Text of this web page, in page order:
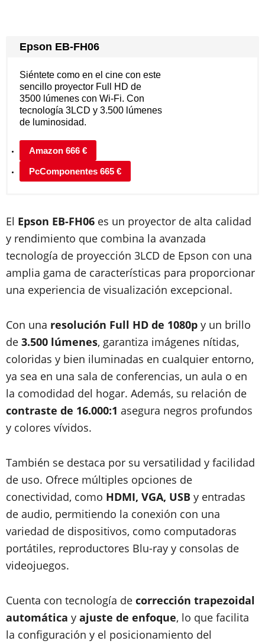
Epson EB-FH06
Amazon 666 €
PcComponentes 665 €
Siéntete como en el cine con este
sencillo proyector Full HD de
3500 lúmenes con Wi-Fi. Con
tecnología 3LCD y 3.500 lúmenes
de luminosidad.
El Epson EB-FH06 es un proyector de alta calidad
y rendimiento que combina la avanzada
tecnología de proyección 3LCD de Epson con una
amplia gama de características para proporcionar
una experiencia de visualización excepcional.
Con una resolución Full HD de 1080p y un brillo
de 3.500 lúmenes, garantiza imágenes nítidas,
coloridas y bien iluminadas en cualquier entorno,
ya sea en una sala de conferencias, un aula o en
la comodidad del hogar. Además, su relación de
contraste de 16.000:1 asegura negros profundos
y colores vívidos.
También se destaca por su versatilidad y facilidad
de uso. Ofrece múltiples opciones de
conectividad, como HDMI, VGA, USB y entradas
de audio, permitiendo la conexión con una
variedad de dispositivos, como computadoras
portátiles, reproductores Blu-ray y consolas de
videojuegos.
Cuenta con tecnología de corrección trapezoidal
automática y ajuste de enfoque, lo que facilita
la configuración y el posicionamiento del